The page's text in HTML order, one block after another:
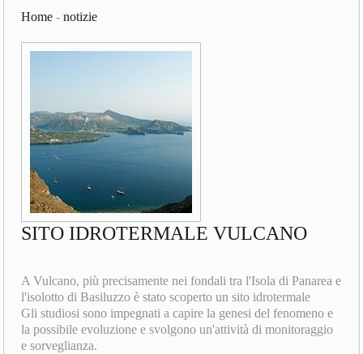
Home -notizie
SITO IDROTERMALE VULCANO
A Vulcano, più precisamente nei fondali tra l'Isola di Panarea e
l'isolotto di Basiluzzo è stato scoperto un sito idrotermale
Gli studiosi sono impegnati a capire la genesi del fenomeno e
la possibile evoluzione e svolgono un'attività di monitoraggio
e sorveglianza.